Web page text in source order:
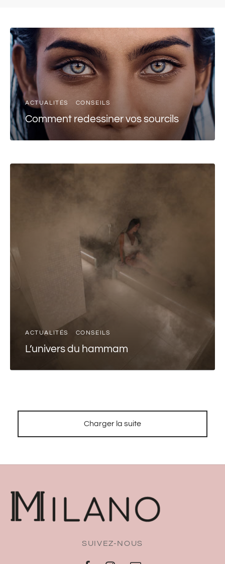
ACTUALITÉS CONSEILS
Comment redessiner vos sourcils
ACTUALITÉS CONSEILS
L’univers du hammam
Charger la suite
SUIVEZ-NOUS